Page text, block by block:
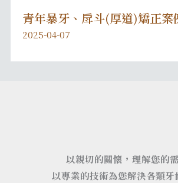
青年暴牙、戽斗(厚道)矯正案
2025-04-07
以親切的關懷，理解您的
以專業的技術為您解決各類牙